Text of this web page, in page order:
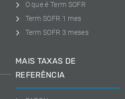
O que é Term SOFR
Term SOFR 1 mes
Term SOFR 3 meses
MAIS TAXAS DE
REFERÊNCIA